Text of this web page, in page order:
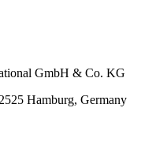
GmbH & Co. KG
Hamburg, Germany